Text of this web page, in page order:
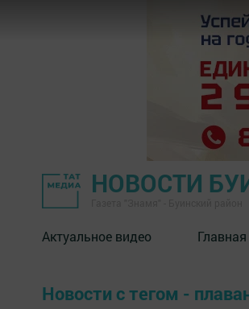
НОВОСТИ
Актуальное видео Главная
Новости с тегом -